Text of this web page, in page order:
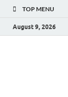
TOP MENU
August 9, 2026